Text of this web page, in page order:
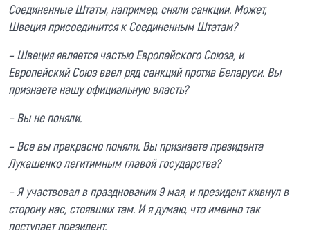
Соединенные Штаты, например, сняли санкции. Может,
Швеция присоединится к Соединенным Штатам?
– Швеция является частью Европейского Союза, и
Европейский Союз ввел ряд санкций против Беларуси. Вы
признаете нашу официальную власть?
– Вы не поняли.
– Все вы прекрасно поняли. Вы признаете президента
Лукашенко легитимным главой государства?
– Я участвовал в праздновании 9 мая, и президент кивнул в
сторону нас, стоявших там. И я думаю, что именно так
поступает президент.